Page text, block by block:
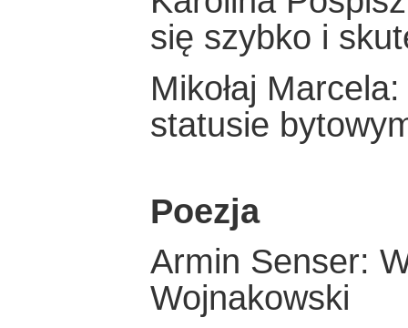
się szybko i
Mikołaj
statusie
Poezja
Armin Senser:
Wojnakowski